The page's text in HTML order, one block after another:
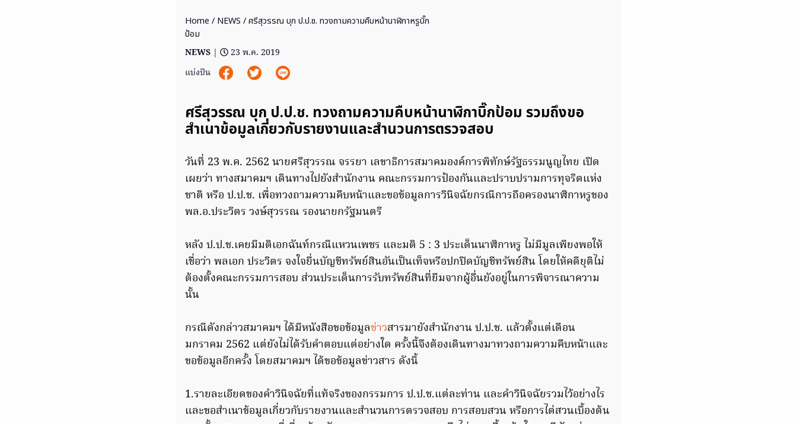
Home / NEWS / ศรีสุวรรณ บุก ป.ป.ช. ทวงถามความคืบหน้านาฬิกาหรูบิ๊ก
ป้อม
NEWS |
23 พ.ค. 2019
แบ่งปัน
ศรีสุวรรณ บุก ป.ป.ช. ทวงถามความคืบหน้านาฬิกาบิ๊กป้อม รวมถึงขอ
สำเนาข้อมูลเกี่ยวกับรายงานและสํานวนการตรวจสอบ
วันที่ 23 พ.ค. 2562 นายศรีสุวรรณ จรรยา เลขาธิการสมาคมองค์การพิทักษ์รัฐธรรมนูญไทย เปิด
เผยว่า ทางสมาคมฯ เดินทางไปยังสำนักงาน คณะกรรมการป้องกันและปราบปรามการทุจริตแห่ง
ชาติ หรือ ป.ป.ช. เพื่อทวงถามความคืบหน้าและขอข้อมูลการวินิจฉัยกรณีการถือครองนาฬิกาหรูของ
พล.อ.ประวิตร วงษ์สุวรรณ รองนายกรัฐมนตรี
หลัง ป.ป.ช.เคยมีมติเอกฉันท์กรณีแหวนเพชร และมติ 5 : 3 ประเด็นนาฬิกาหรู ไม่มีมูลเพียงพอให้
เชื่อว่า พลเอก ประวิตร จงใจยื่นบัญชีทรัพย์สินอันเป็นเท็จหรือปกปิดบัญชีทรัพย์สิน โดยให้คดียุติไม่
ต้องตั้งคณะกรรมการสอบ ส่วนประเด็นการรับทรัพย์สินที่ยืมจากผู้อื่นยังอยู่ในการพิจารณาความ
นั้น
กรณีดังกล่าวสมาคมฯ ได้มีหนังสือขอข้อมูลข่าวสารมายังสำนักงาน ป.ป.ช. แล้วตั้งแต่เดือน
มกราคม 2562 แต่ยังไม่ได้รับคำตอบแต่อย่างใด ครั้งนี้จึงต้องเดินทางมาทวงถามความคืบหน้าและ
ขอข้อมูลอีกครั้ง โดยสมาคมฯ ได้ขอข้อมูลข่าวสาร ดังนี้
1.รายละเอียดของคำวินิจฉัยที่แท้จริงของกรรมการ ป.ป.ช.แต่ละท่าน และคำวินิจฉัยรวมไว้อย่างไร
และขอสำเนาข้อมูลเกี่ยวกับรายงานและสํานวนการตรวจสอบ การสอบสวน หรือการไต่สวนเบื้องต้น